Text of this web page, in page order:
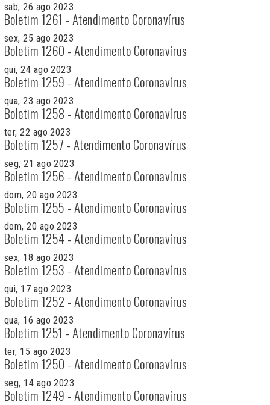
sab, 26 ago 2023
Boletim 1261 - Atendimento Coronavírus
sex, 25 ago 2023
Boletim 1260 - Atendimento Coronavírus
qui, 24 ago 2023
Boletim 1259 - Atendimento Coronavírus
qua, 23 ago 2023
Boletim 1258 - Atendimento Coronavírus
ter, 22 ago 2023
Boletim 1257 - Atendimento Coronavírus
seg, 21 ago 2023
Boletim 1256 - Atendimento Coronavírus
dom, 20 ago 2023
Boletim 1255 - Atendimento Coronavírus
dom, 20 ago 2023
Boletim 1254 - Atendimento Coronavírus
sex, 18 ago 2023
Boletim 1253 - Atendimento Coronavírus
qui, 17 ago 2023
Boletim 1252 - Atendimento Coronavírus
qua, 16 ago 2023
Boletim 1251 - Atendimento Coronavírus
ter, 15 ago 2023
Boletim 1250 - Atendimento Coronavírus
seg, 14 ago 2023
Boletim 1249 - Atendimento Coronavírus